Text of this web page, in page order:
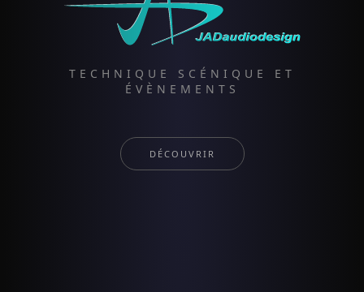
TECHNIQUE SCÉNIQUE ET
ÉVÈNEMENTS
DÉCOUVRIR